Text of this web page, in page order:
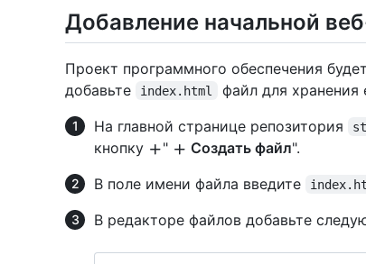
Добавление начальной
Проект программного обеспечения
добавьте
index.html
файл для
На главной странице репозитория
кнопку
" Создать файл".
В поле имени файла введите
В редакторе файлов добавьте